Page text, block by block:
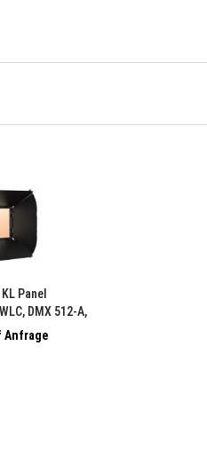
Panel
DMX 512-A,
inkl. Torblende
Anfrage